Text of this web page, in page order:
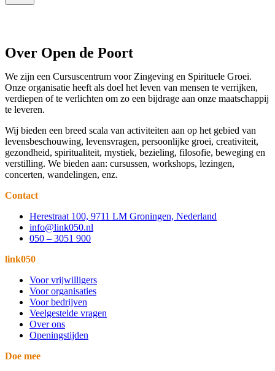
Over Open de Poort
We zijn een Cursuscentrum voor Zingeving en Spirituele Groei.
Onze organisatie heeft als doel het leven van mensen te verrijken,
verdiepen of te verlichten om zo een bijdrage aan onze maatschappij
te leveren.
Wij bieden een breed scala van activiteiten aan op het gebied van
levensbeschouwing, levensvragen, persoonlijke groei, creativiteit,
gezondheid, spiritualiteit, mystiek, bezieling, filosofie, beweging en
verstilling. We bieden aan: cursussen, workshops, lezingen,
concerten, wandelingen, enz.
Contact
Herestraat 100, 9711 LM Groningen, Nederland
info@link050.nl
050 – 3051 900
link050
Voor vrijwilligers
Voor organisaties
Voor bedrijven
Veelgestelde vragen
Over ons
Openingstijden
Doe mee